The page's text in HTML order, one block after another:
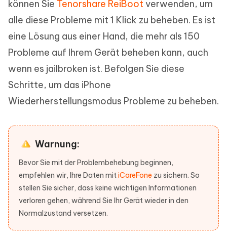
können Sie Tenorshare ReiBoot verwenden, um
alle diese Probleme mit 1 Klick zu beheben. Es ist
eine Lösung aus einer Hand, die mehr als 150
Probleme auf Ihrem Gerät beheben kann, auch
wenn es jailbroken ist. Befolgen Sie diese
Schritte, um das iPhone
Wiederherstellungsmodus Probleme zu beheben.
Warnung:
Bevor Sie mit der Problembehebung beginnen,
empfehlen wir, Ihre Daten mit iCareFone zu sichern. So
stellen Sie sicher, dass keine wichtigen Informationen
verloren gehen, während Sie Ihr Gerät wieder in den
Normalzustand versetzen.